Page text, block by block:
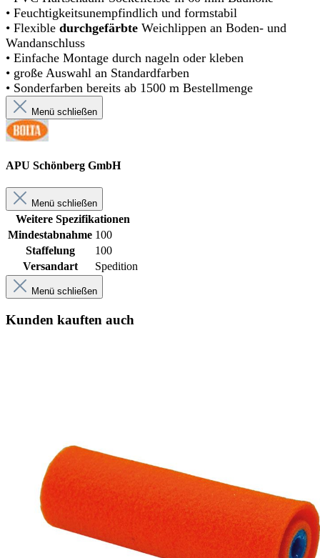
• Feuchtigkeitsunempfindlich und formstabil
• Flexible durchgefärbte Weichlippen an Boden- und
Wandanschluss
• Einfache Montage durch nageln oder kleben
• große Auswahl an Standardfarben
• Sonderfarben bereits ab 1500 m Bestellmenge
Menü schließen
APU Schönberg GmbH
Menü schließen
Weitere Spezifikationen
Mindestabnahme 100
Staffelung
100
Versandart
Spedition
Menü schließen
Kunden kauften auch